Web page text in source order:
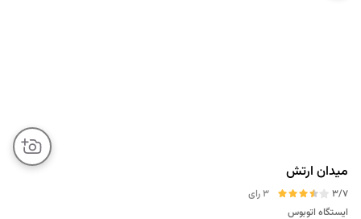
میدان ارتش
3/7
3 رای
ایستگاه اتوبوس